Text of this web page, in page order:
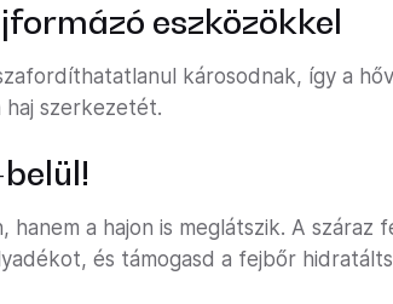
eszközökkel
károsodnak, így a
haj szerkezetét.
hanem a hajon is meglátszik. A száraz
és támogasd a fejbőr